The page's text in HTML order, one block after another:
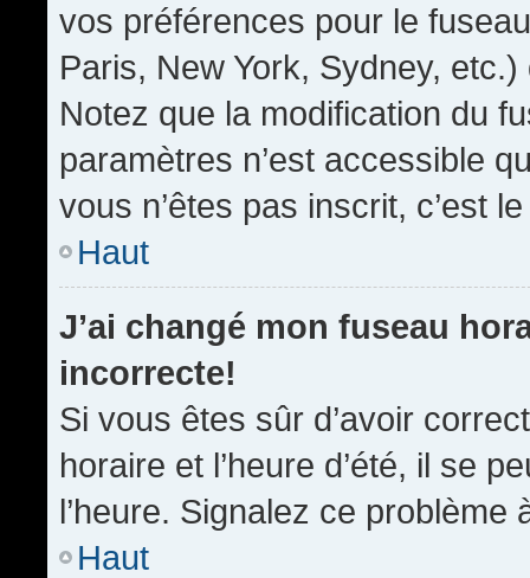
vos préférences pour le
Paris, New York, Sydney,
Notez que la modification du
paramètres n’est accessible
vous n’êtes pas inscrit, c’est
Haut
J’ai changé mon fuseau
incorrecte!
Si vous êtes sûr d’avoir
horaire et l’heure d’été, il se
l’heure. Signalez ce problème
Haut